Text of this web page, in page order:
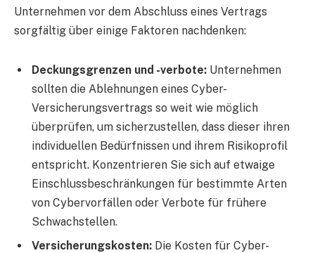
Unternehmen vor dem Abschluss eines Vertrags
sorgfältig über einige Faktoren nachdenken:
Deckungsgrenzen und -verbote: Unternehmen
sollten die Ablehnungen eines Cyber-
Versicherungsvertrags so weit wie möglich
überprüfen, um sicherzustellen, dass dieser ihren
individuellen Bedürfnissen und ihrem Risikoprofil
entspricht. Konzentrieren Sie sich auf etwaige
Einschlussbeschränkungen für bestimmte Arten
von Cybervorfällen oder Verbote für frühere
Schwachstellen.
Versicherungskosten: Die Kosten für Cyber-